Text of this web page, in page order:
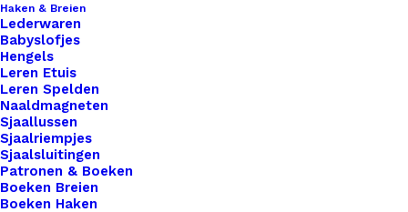
Haken & Breien
Lederwaren
Babyslofjes
Hengels
Leren Etuis
Leren Spelden
Naaldmagneten
Sjaallussen
Sjaalriempjes
Sjaalsluitingen
Patronen & Boeken
Boeken Breien
Boeken Haken
Prijs is per stuk.
10 op voorraad
Bedels
Ster
Zilver-
Fuchsia
White
Toevoegen aan winkelwagen